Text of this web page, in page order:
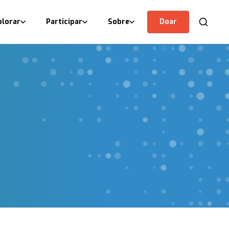
Participar Sobre Doar